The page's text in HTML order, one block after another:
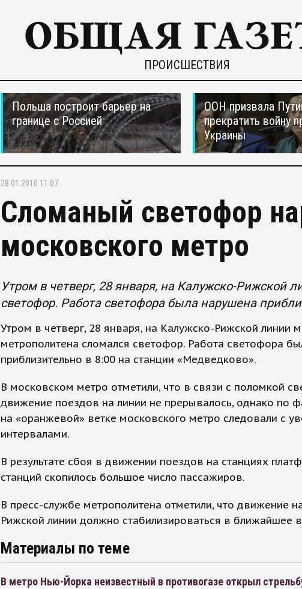
ПРОИСШЕСТВИЯ
Польша построит барьер на
границе с Россией
ООН призвала
прекратить войну
Украины
28.01.2010 11:07
Сломаный светофор
московского метро
Утром в четверг, 28 января, на Калужско-Рижской
светофор. Работа светофора была нарушена
Утром в четверг, 28 января, на Калужско-Рижской линии
метрополитена сломался светофор. Работа светофора
приблизительно в 8:00 на станции «Медведково».
В московском метро отметили, что в связи с поломкой
движение поездов на линии не прерывалось, однако по
на «оранжевой» ветке московского метро следовали с
интервалами.
В результате сбоя в движении поездов на станциях
станций скопилось большое число пассажиров.
В пресс-службе метрополитена отметили, что движение
Рижской линии должно стабилизироваться в ближайшее
Материалы по теме
В метро Нью-Йорка неизвестный в противогазе открыл